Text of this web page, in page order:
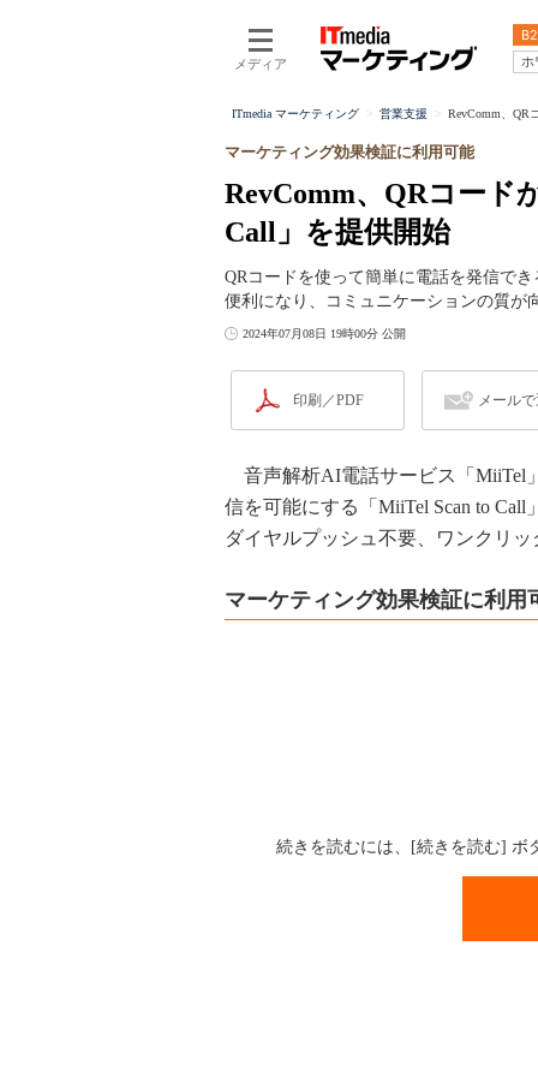
メディア
ホ
ITmedia マーケティング 営業支援 RevComm、QR
RevComm、QRコード
Call」を提供開始
マーケティング効果検証に利用可能
QRコードを使って簡単に電話を発信で
便利になり、コミュニケーションの質が
2024年07月08日 19時00分 公開
印刷／PDF メール
音声解析AI電話サービス「MiiTel
信を可能にする「MiiTel Scan to
ダイヤルプッシュ不要、ワンクリ
マーケティング効果検証に利用
続きを読むには、[続きを読む] ボ